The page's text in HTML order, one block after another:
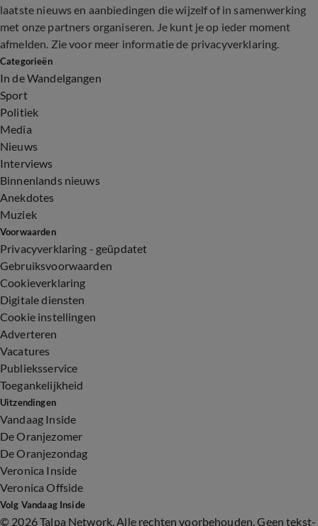
laatste nieuws en aanbiedingen die wijzelf of in samenwerking
met onze partners organiseren. Je kunt je op ieder moment
afmelden. Zie voor meer informatie de privacyverklaring.
Categorieën
In de Wandelgangen
Sport
Politiek
Media
Nieuws
Interviews
Binnenlands nieuws
Anekdotes
Muziek
Voorwaarden
Privacyverklaring - geüpdatet
Gebruiksvoorwaarden
Cookieverklaring
Digitale diensten
Cookie instellingen
Adverteren
Vacatures
Publieksservice
Toegankelijkheid
Uitzendingen
Vandaag Inside
De Oranjezomer
De Oranjezondag
Veronica Inside
Veronica Offside
Volg Vandaag Inside
© 2026 Talpa Network. Alle rechten voorbehouden. Geen tekst-